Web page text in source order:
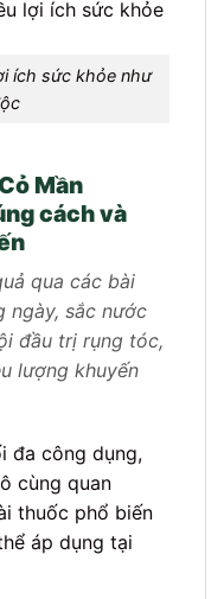
ích sức khỏe như
Mần
cách và
qua các bài
ngày, sắc nước
đầu trị rụng tóc,
lượng khuyến
đa công dụng,
cùng quan
thuốc phổ biến
áp dụng tại